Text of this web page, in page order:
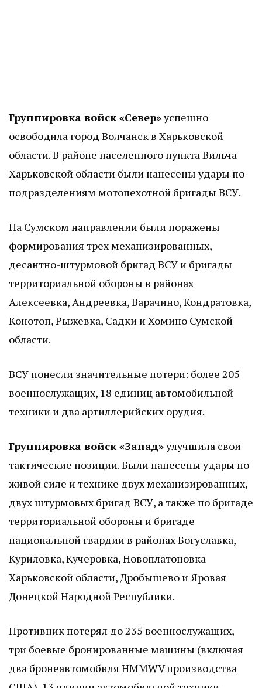
Группировка войск «Север»успешно
освободила город Волчанск в Харьковской
области. В районе населенного пункта Вильча
Харьковской области были нанесены удары по
подразделениям мотопехотной бригады ВСУ.
На Сумском направлении были поражены
формирования трех механизированных,
десантно-штурмовой бригад ВСУ и бригады
территориальной обороны в районах
Алексеевка, Андреевка, Варачино, Кондратовка,
Конотоп, Рыжевка, Садки и Хомино Сумской
области.
ВСУ понесли значительные потери: более 205
военнослужащих, 18 единиц автомобильной
техники и два артиллерийских орудия.
Группировка войск «Запад»улучшила свои
тактические позиции. Были нанесены удары по
живой силе и технике двух механизированных,
двух штурмовых бригад ВСУ, а также по бригаде
территориальной обороны и бригаде
национальной гвардии в районах Богуславка,
Куриловка, Кучеровка, Новоплатоновка
Харьковской области, Дробышево и Яровая
Донецкой Народной Республики.
Противник потерял до 235 военнослужащих,
три боевые бронированные машины (включая
два бронеавтомобиля HMMWV производства